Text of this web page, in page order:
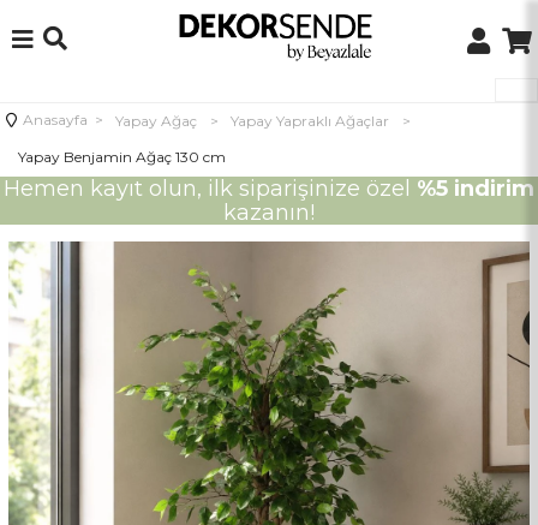
Anasayfa > Yapay Ağaç > Yapay Yapraklı Ağaçlar
>
Yapay Benjamin Ağaç 130 cm
Hemen kayıt olun, ilk siparişinize özel %5 indirim
kazanın!